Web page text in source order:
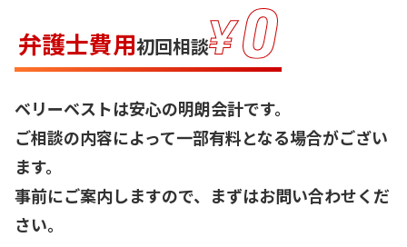
弁護士費用初回相談
ベリーベストは安心の明朗会計です。
ご相談の内容によって一部有料となる場合がござい
ます。
事前にご案内しますので、まずはお問い合わせくだ
さい。